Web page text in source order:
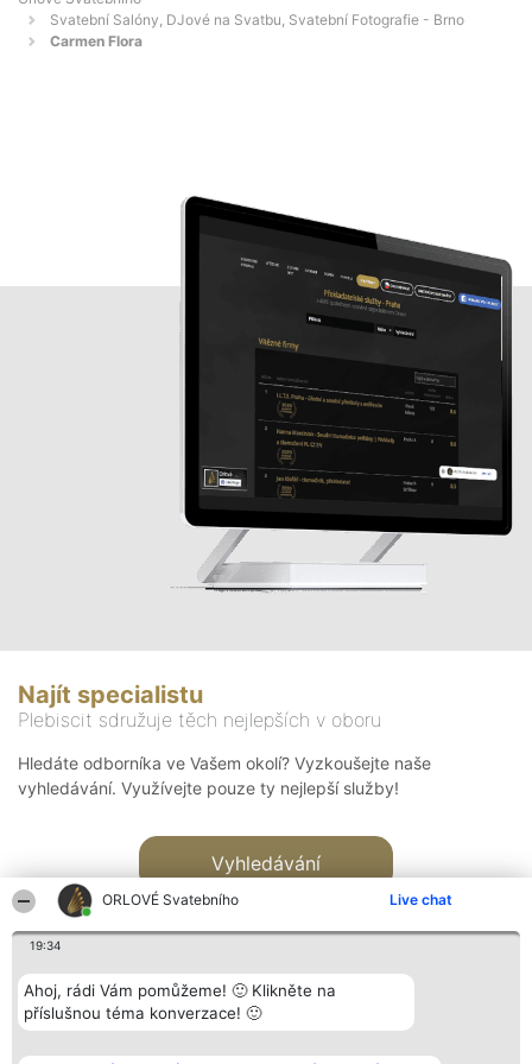
ORLOVÉ Svatebního Live chat
19:34
Ahoj, rádi Vám pomůžeme! 🙂 Klikněte na
příslušnou téma konverzace! 🙂
Svatební Salóny, DJové na Svatbu, Svatební Fotografie - Brno
Carmen Flora
Najít specialistu
Plebiscit sdružuje těch nejlepších v oboru
Hledáte odborníka ve Vašem okolí? Vyzkoušejte naše
vyhledávání. Využívejte pouze ty nejlepší služby!
Vyhledávání
Bright Side Solutions sp. z o. Vítězové Kontakt